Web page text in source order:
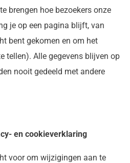
brengen hoe bezoekers onze
je op een pagina blijft, van
bent gekomen en om het
tellen). Alle gegevens blijven op
nooit gedeeld met andere
en cookieverklaring
voor om wijzigingen aan te